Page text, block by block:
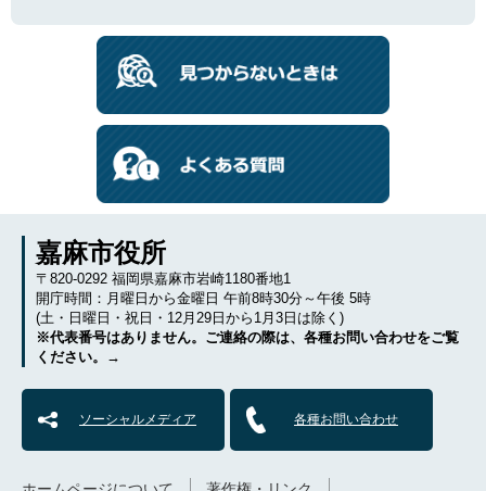
嘉麻市役所
〒820-0292 福岡県嘉麻市岩崎1180番地1
開庁時間：月曜日から金曜日 午前8時30分～午後 5時
(土・日曜日・祝日・12月29日から1月3日は除く)
※代表番号はありません。ご連絡の際は、各種お問い合わせをご覧
ください。→
ソーシャルメディア 各種お問い合わせ